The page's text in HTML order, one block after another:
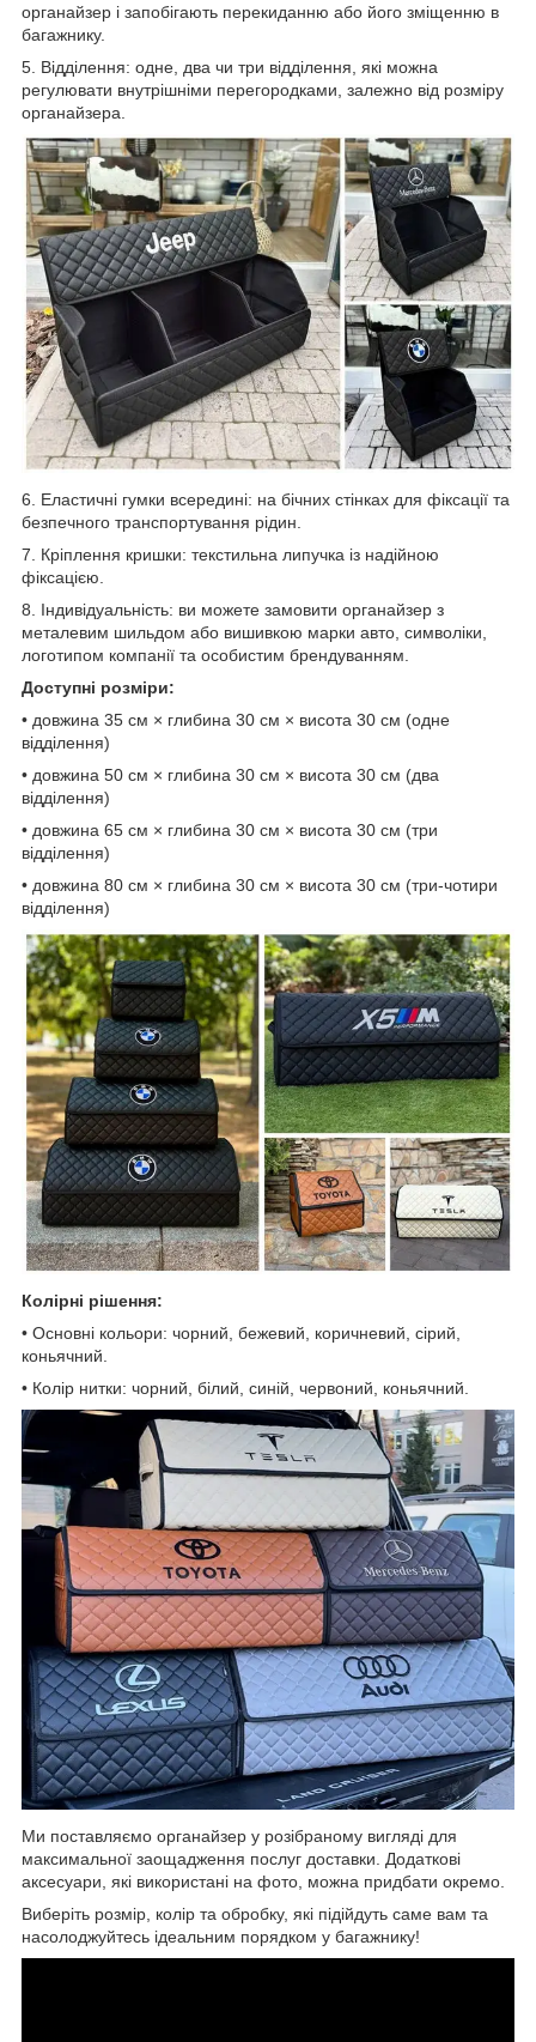
органайзер і запобігають перекиданню або його зміщенню в
багажнику.
5. Відділення: одне, два чи три відділення, які можна
регулювати внутрішніми перегородками, залежно від розміру
органайзера.
6. Еластичні гумки всередині: на бічних стінках для фіксації та
безпечного транспортування рідин.
7. Кріплення кришки: текстильна липучка із надійною
фіксацією.
8. Індивідуальність: ви можете замовити органайзер з
металевим шильдом або вишивкою марки авто, символіки,
логотипом компанії та особистим брендуванням.
Доступні розміри:
• довжина 35 см × глибина 30 см × висота 30 см (одне
відділення)
• довжина 50 см × глибина 30 см × висота 30 см (два
відділення)
• довжина 65 см × глибина 30 см × висота 30 см (три
відділення)
• довжина 80 см × глибина 30 см × висота 30 см (три-чотири
відділення)
Колірні рішення:
• Основні кольори: чорний, бежевий, коричневий, сірий,
коньячний.
• Колір нитки: чорний, білий, синій, червоний, коньячний.
Ми поставляємо органайзер у розібраному вигляді для
максимальної заощадження послуг доставки. Додаткові
аксесуари, які використані на фото, можна придбати окремо.
Виберіть розмір, колір та обробку, які підійдуть саме вам та
насолоджуйтесь ідеальним порядком у багажнику!